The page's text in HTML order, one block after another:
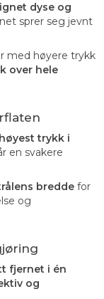
dyse og
sprer seg jevnt
med høyere trykk
over hele
høyest trykk i
en svakere
bredde for
og
fjernet i én
og